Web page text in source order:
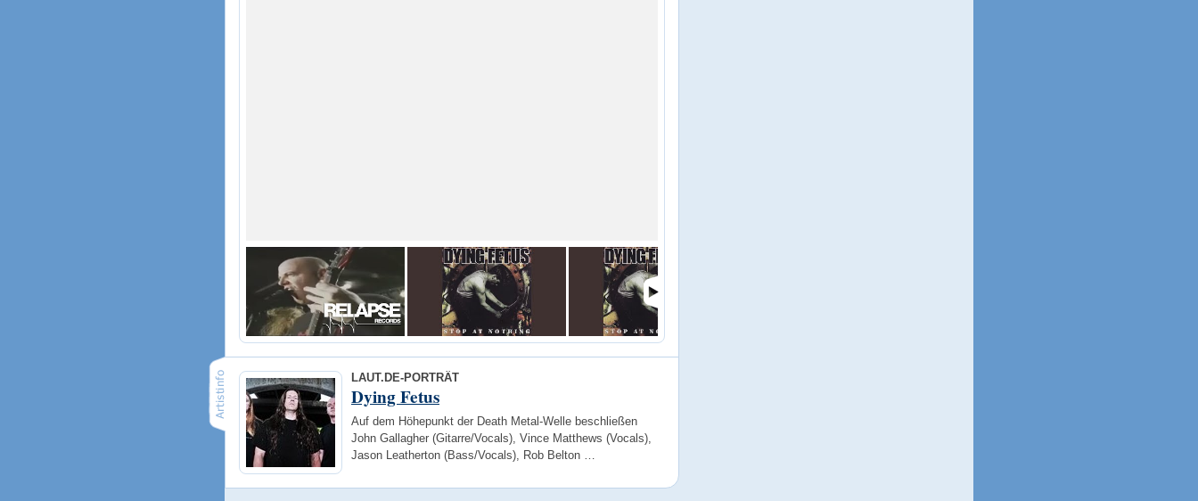
LAUT.DE-PORTRÄT
Dying Fetus
Auf dem Höhepunkt der Death Metal-Welle beschließen
John Gallagher (Gitarre/Vocals), Vince Matthews (Vocals),
Jason Leatherton (Bass/Vocals), Rob Belton …